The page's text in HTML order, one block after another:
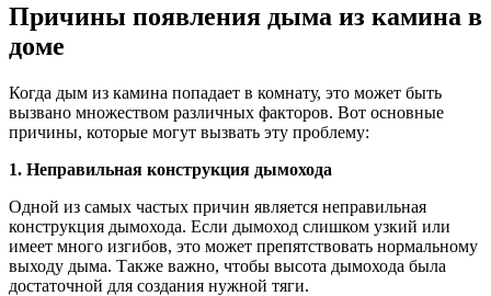
Причины появления дыма из камина в
доме
Когда дым из камина попадает в комнату, это может быть
вызвано множеством различных факторов. Вот основные
причины, которые могут вызвать эту проблему:
1. Неправильная конструкция дымохода
Одной из самых частых причин является неправильная
конструкция дымохода. Если дымоход слишком узкий или
имеет много изгибов, это может препятствовать нормальному
выходу дыма. Также важно, чтобы высота дымохода была
достаточной для создания нужной тяги.